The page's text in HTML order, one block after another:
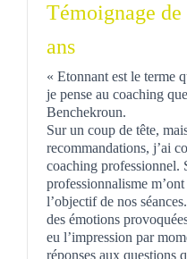
Témoignage
ans
« Etonnant est le terme
je pense au coaching
Benchekroun.
Sur un coup de tête,
recommandations, j’ai
coaching professionnel.
professionnalisme
l’objectif de nos
des émotions
eu l’impression par
réponses aux questions